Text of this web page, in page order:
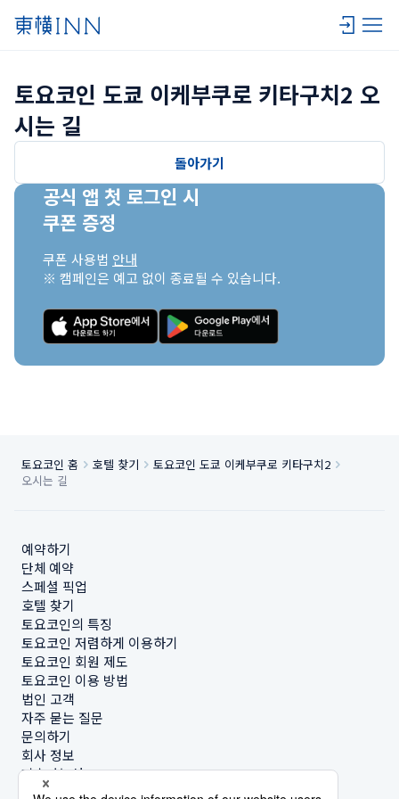
토요코인 도쿄 이케부쿠로 키타구치2 오
시는 길
돌아가기
공식 앱 첫 로그인 시
쿠폰 증정
쿠폰 사용법 안내
※ 캠페인은 예고 없이 종료될 수 있습니다.
토요코인 홈 호텔 찾기
토요코인 도쿄 이케부쿠로 키타구치2
오시는 길
예약하기
단체 예약
스페셜 픽업
호텔 찾기
토요코인의 특징
토요코인 저렴하게 이용하기
토요코인 회원 제도
토요코인 이용 방법
법인 고객
자주 묻는 질문
문의하기
회사 정보
지속가능성